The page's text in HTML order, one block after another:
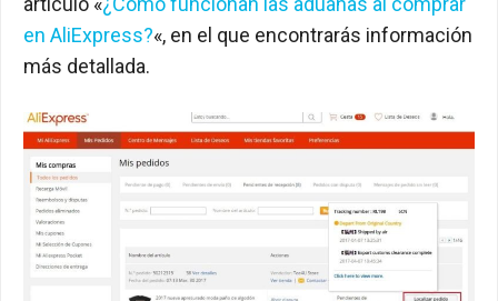
en AliExpress?«, en el que encontrarás información
más detallada.